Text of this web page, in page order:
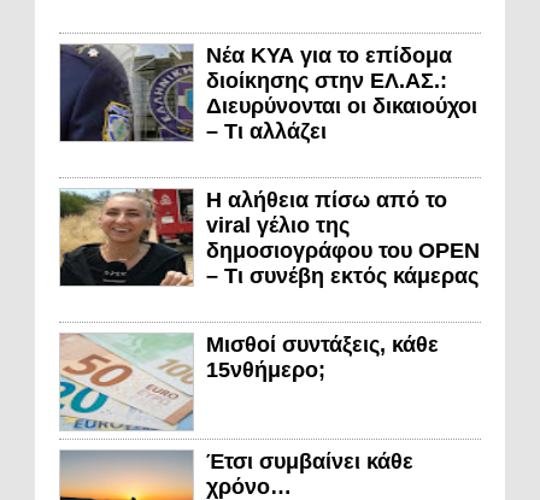
Νέα ΚΥΑ για το επίδομα
διοίκησης στην ΕΛ.ΑΣ.:
Διευρύνονται οι δικαιούχοι
– Τι αλλάζει
Η αλήθεια πίσω από το
viral γέλιο της
δημοσιογράφου του OPEN
– Τι συνέβη εκτός κάμερας
Μισθοί συντάξεις, κάθε
15νθήμερο;
Έτσι συμβαίνει κάθε
χρόνο…